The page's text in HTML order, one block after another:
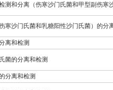
测和分离（伤寒沙门氏菌和甲型副伤寒
寒沙门氏菌和乳糖阳性沙门氏菌）的分
离和检测
菌的分离和检测
分离和检测